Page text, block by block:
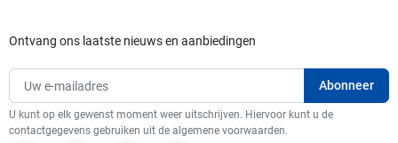
Ontvang ons laatste nieuws en aanbiedingen
U kunt op elk gewenst moment weer uitschrijven. Hiervoor kunt u de
contactgegevens gebruiken uit de algemene voorwaarden.